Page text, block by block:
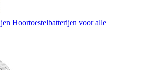
Hoortoestelbatterijen voor alle